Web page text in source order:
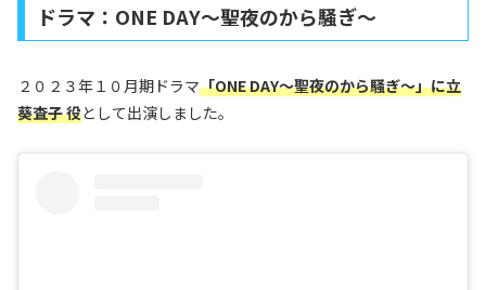
ドラマ：ONE DAY〜聖夜のから騒ぎ〜
２０２３年１０月期ドラマ「ONE DAY〜聖夜のから騒ぎ〜」に立
葵査子 役として出演しました。